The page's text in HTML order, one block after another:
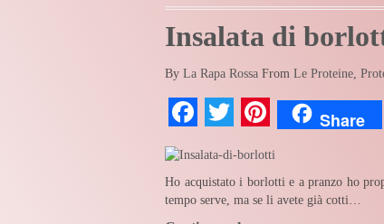
Insalata di
By La Rapa Rossa From Le Proteine,
Facebook
TwitterPinterest
Share
Ho acquistato i borlotti e a pranzo ho
tempo serve, ma se li avete già cotti…